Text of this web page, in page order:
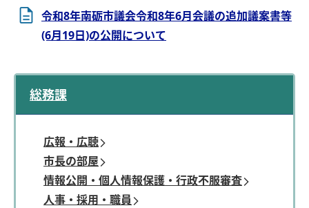
令和8年南砺市議会令和8年6月会議の追加議案書等
(6月19日)の公開について
総務課
広報・広聴
市長の部屋
情報公開・個人情報保護・行政不服審査
人事・採用・職員